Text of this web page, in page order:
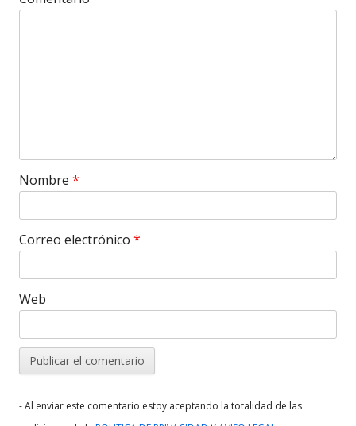
Nombre *
Correo electrónico *
Web
- Al enviar este comentario estoy aceptando la totalidad de las